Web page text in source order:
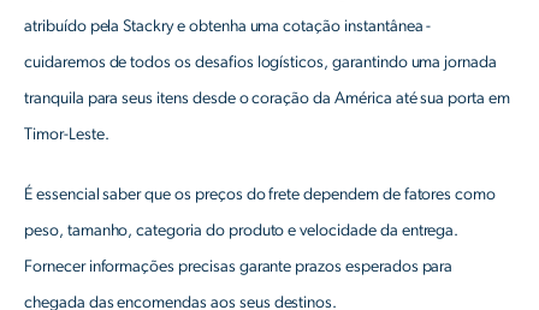
atribuído pela Stackry e obtenha uma cotação instantânea -
cuidaremos de todos os desafios logísticos, garantindo uma jornada
tranquila para seus itens desde o coração da América até sua porta em
Timor-Leste.
É essencial saber que os preços do frete dependem de fatores como
peso, tamanho, categoria do produto e velocidade da entrega.
Fornecer informações precisas garante prazos esperados para
chegada das encomendas aos seus destinos.